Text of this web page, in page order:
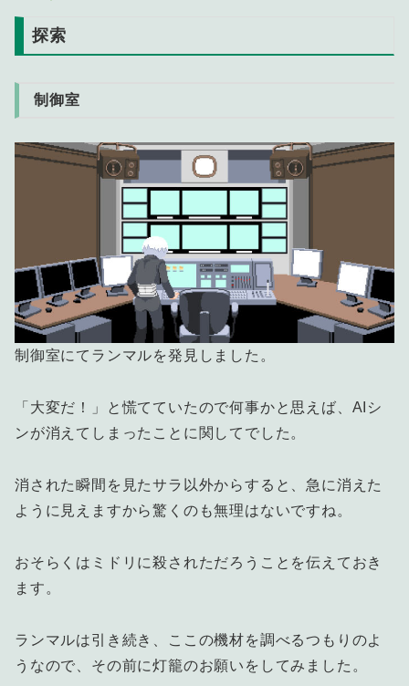
探索
制御室
制御室にてランマルを発見しました。
「大変だ！」と慌てていたので何事かと思えば、AIシ
ンが消えてしまったことに関してでした。
消された瞬間を見たサラ以外からすると、急に消えた
ように見えますから驚くのも無理はないですね。
おそらくはミドリに殺されただろうことを伝えておき
ます。
ランマルは引き続き、ここの機材を調べるつもりのよ
うなので、その前に灯籠のお願いをしてみました。